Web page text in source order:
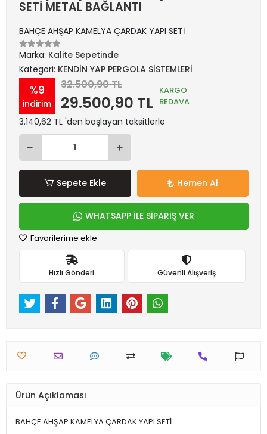
SETİ METAL BAĞLANTI
BAHÇE AHŞAP KAMELYA ÇARDAK YAPI SETİ
Marka: Kalite Sepetinde
Kategori: KENDİN YAP PERGOLA SİSTEMLERİ
%9
indirim
32.500,90 TL
29.500,90 TL
KARGO
BEDAVA
3.140,62 TL 'den başlayan taksitlerle
Sepete Ekle Hemen Al
WHATSAPP İLE SİPARİŞ VER
Favorilerime ekle
Hızlı Gönderi Güvenli Alışveriş
Ürün Açıklaması
BAHÇE AHŞAP KAMELYA ÇARDAK YAPI SETİ